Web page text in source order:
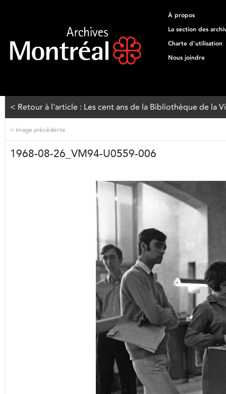
À propos
La section des
Charte d'utilisation
Nous joindre
< Retour à l'article : Les cent ans de la Bibliothèque de la
< Image précédente
1968-08-26_VM94-U0559-006